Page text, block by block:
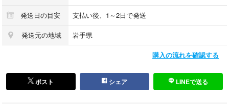
発送日の目安 支払い後、1～2日で発送
発送元の地域 岩手県
購入の流れを確認する
ポスト シェア LINEで送る